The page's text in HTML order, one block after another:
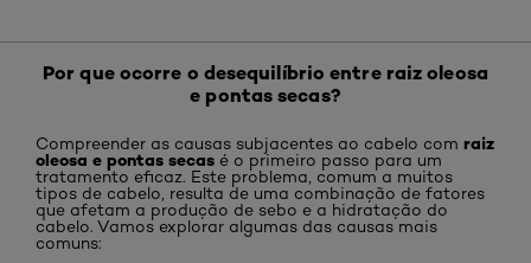
Por que ocorre o desequilíbrio entre raiz oleosa
e pontas secas?
Compreender as causas subjacentes ao cabelo com raiz
oleosa e pontas secas é o primeiro passo para um
tratamento eficaz. Este problema, comum a muitos
tipos de cabelo, resulta de uma combinação de fatores
que afetam a produção de sebo e a hidratação do
cabelo. Vamos explorar algumas das causas mais
comuns: